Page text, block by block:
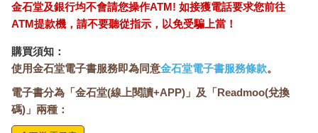
金石堂及銀行均不會請您操作ATM! 如接獲電話要求您前往
ATM提款機，請不要聽從指示，以免受騙上當！
購買須知：
使用金石堂電子書服務即為同意金石堂電子書服務條款。
電子書分為「金石堂(線上閱讀+APP)」及「Readmoo(兌換
碼)」兩種：